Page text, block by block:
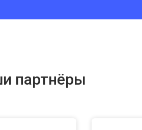
партнёры